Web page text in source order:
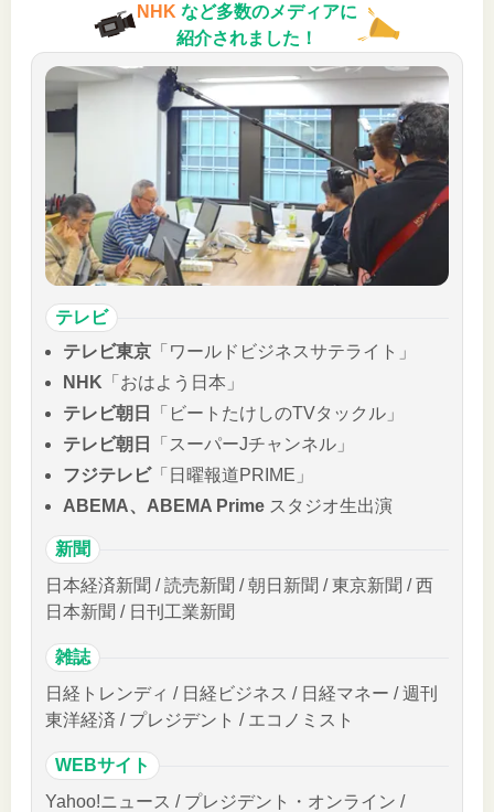
NHK など多数のメディアに
紹介されました！
テレビ
テレビ東京 「ワールドビジネスサテライト」
NHK 「おはよう日本」
テレビ朝日
「ビートたけしのTVタックル」
テレビ朝日
「スーパーJチャンネル」
フジテレビ「日曜報道PRIME」
ABEMA、ABEMA Prime スタジオ生出演
新聞
日本経済新聞 / 読売新聞 / 朝日新聞 / 東京新聞 / 西
日本新聞 / 日刊工業新聞
雑誌
日経トレンディ / 日経ビジネス / 日経マネー / 週刊
東洋経済 / プレジデント / エコノミスト
WEBサイト
Yahoo!ニュース / プレジデント・オンライン /